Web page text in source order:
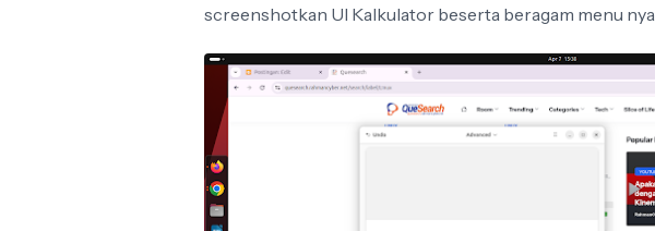
screenshotkan UI Kalkulator beserta beragam menu nya